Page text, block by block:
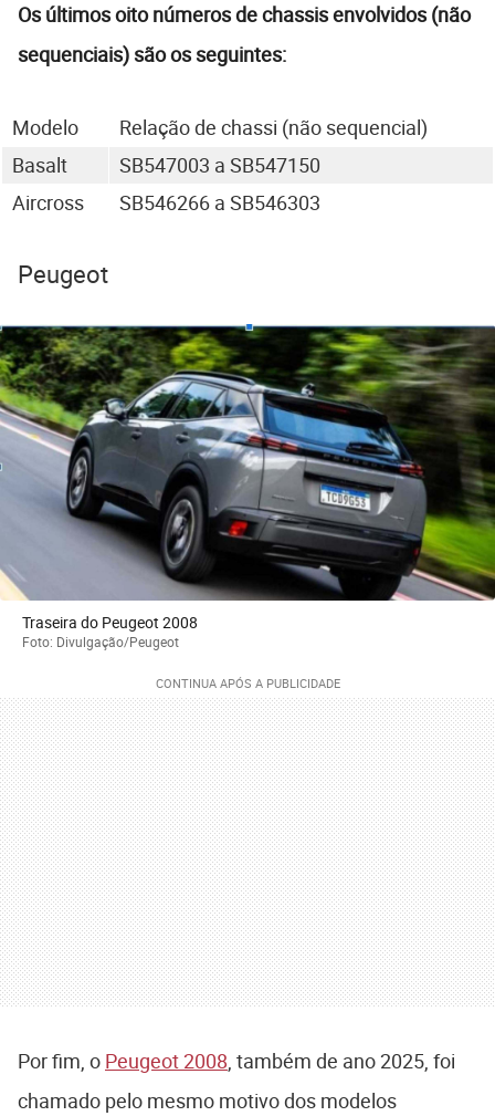
Os últimos oito números de chassis envolvidos (não
sequenciais) são os seguintes:
Modelo
Relação de chassi (não sequencial)
Basalt
SB547003 a SB547150
Aircross
SB546266 a SB546303
Peugeot
Traseira do Peugeot 2008
Foto: Divulgação/Peugeot
Por fim, o Peugeot 2008, também de ano 2025, foi
chamado pelo mesmo motivo dos modelos